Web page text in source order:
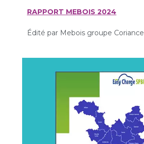
RAPPORT MEBOIS 2024
Édité par Mebois groupe Coriance